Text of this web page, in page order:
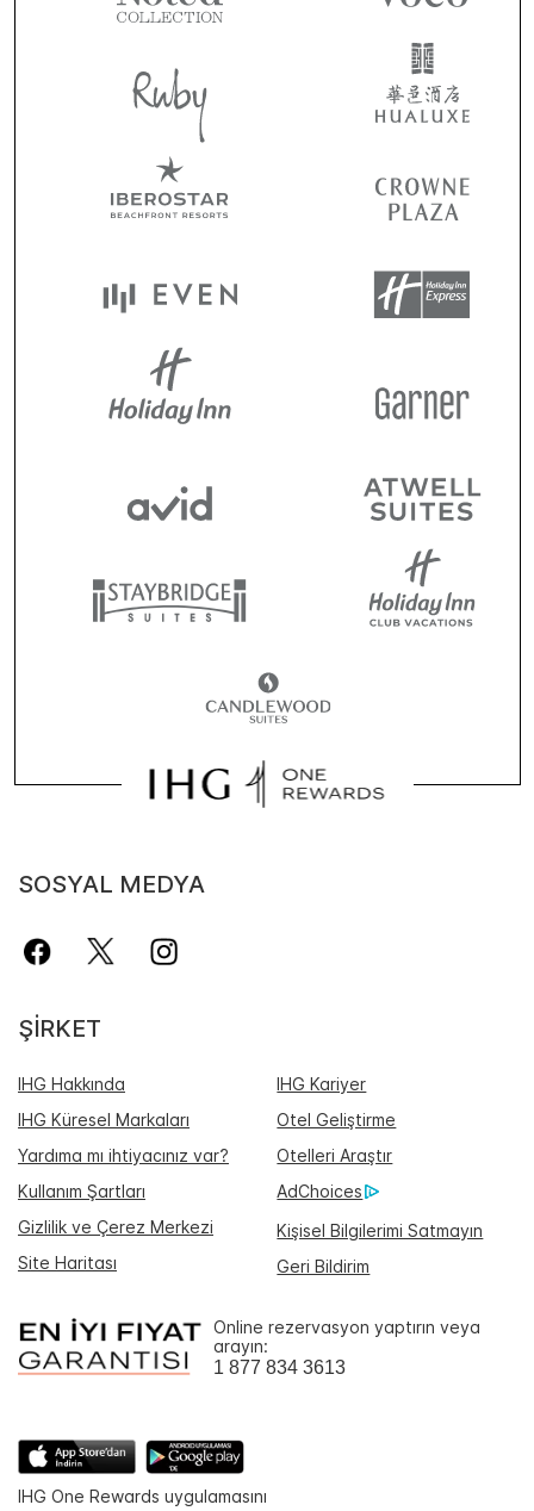
SOSYAL MEDYA
ŞIRKET
IHG Hakkında
IHG Kariyer
IHG Küresel Markaları
Otel Geliştirme
Yardıma mı ihtiyacınız var?
Otelleri Araştır
Kullanım Şartları
AdChoices
Gizlilik ve Çerez Merkezi
Kişisel Bilgilerimi Satmayın
Site Haritası
Geri Bildirim
Online rezervasyon yaptırın veya
arayın:
1 877 834 3613
IHG One Rewards uygulamasını